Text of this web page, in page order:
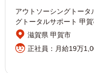
アウトソーシングトー
グトータルサポート 甲
滋賀県 甲賀市
正社員：月給19万